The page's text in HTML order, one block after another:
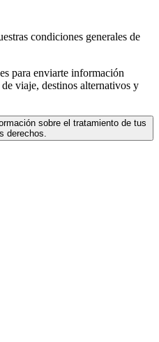
condiciones generales de
para enviarte información
viaje, destinos alternativos y
sobre el tratamiento de tus
derechos.